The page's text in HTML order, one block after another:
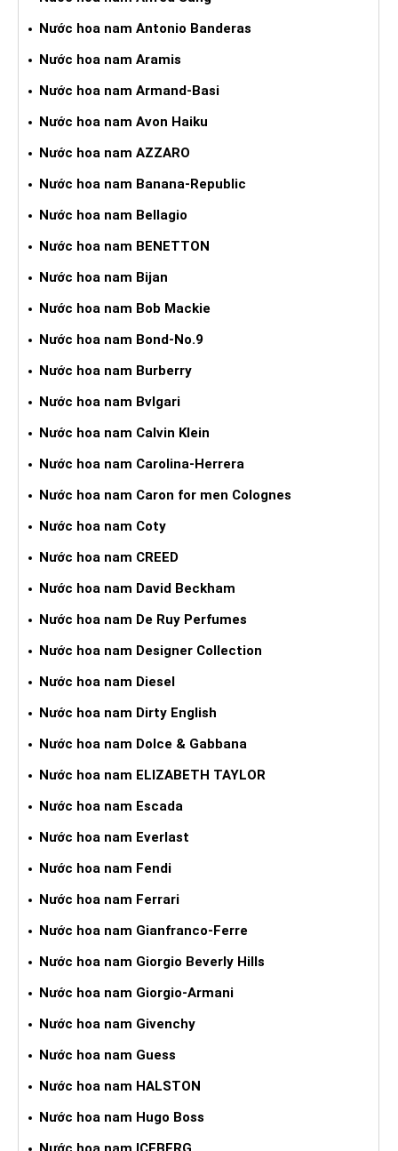
Nước hoa nam Antonio Banderas
Nước hoa nam Aramis
Nước hoa nam Armand-Basi
Nước hoa nam Avon Haiku
Nước hoa nam AZZARO
Nước hoa nam Banana-Republic
Nước hoa nam Bellagio
Nước hoa nam BENETTON
Nước hoa nam Bijan
Nước hoa nam Bob Mackie
Nước hoa nam Bond-No.9
Nước hoa nam Burberry
Nước hoa nam Bvlgari
Nước hoa nam Calvin Klein
Nước hoa nam Carolina-Herrera
Nước hoa nam Caron for men Colognes
Nước hoa nam Coty
Nước hoa nam CREED
Nước hoa nam David Beckham
Nước hoa nam De Ruy Perfumes
Nước hoa nam Designer Collection
Nước hoa nam Diesel
Nước hoa nam Dirty English
Nước hoa nam Dolce & Gabbana
Nước hoa nam ELIZABETH TAYLOR
Nước hoa nam Escada
Nước hoa nam Everlast
Nước hoa nam Fendi
Nước hoa nam Ferrari
Nước hoa nam Gianfranco-Ferre
Nước hoa nam Giorgio Beverly Hills
Nước hoa nam Giorgio-Armani
Nước hoa nam Givenchy
Nước hoa nam Guess
Nước hoa nam HALSTON
Nước hoa nam Hugo Boss